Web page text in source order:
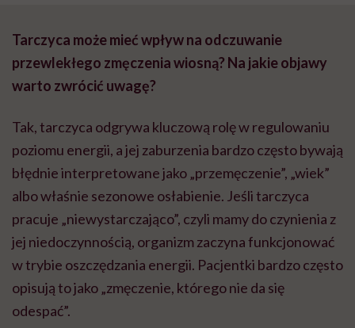
Tarczyca może mieć wpływ na odczuwanie
przewlekłego zmęczenia wiosną? Na jakie objawy
warto zwrócić uwagę?
Tak, tarczyca odgrywa kluczową rolę w regulowaniu
poziomu energii, a jej zaburzenia bardzo często bywają
błędnie interpretowane jako „przemęczenie”, „wiek”
albo właśnie sezonowe osłabienie. Jeśli tarczyca
pracuje „niewystarczająco”, czyli mamy do czynienia z
jej niedoczynnością, organizm zaczyna funkcjonować
w trybie oszczędzania energii. Pacjentki bardzo często
opisują to jako „zmęczenie, którego nie da się
odespać”.